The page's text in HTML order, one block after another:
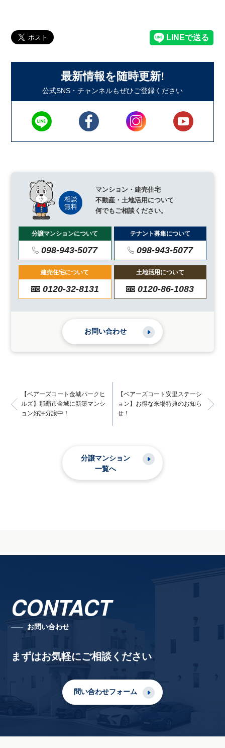
最新情報を随時更新!
公式SNS・チャンネルもぜひご登録ください
マンション・建売住宅
不動産・土地活用について
何でもご相談ください。
分譲マンションについて
098-943-5077
テナント募集について
098-943-5077
建売住宅について
0120-32-8131
土地活用について
0120-86-1083
お問い合わせ
【ベアーズコート金城パークヒ
ルズ】那覇市金城に新築マンシ
ョン好評分譲中！
【ベアーズコート安里ステーシ
ョン】お得な来場特典のお知ら
せ！
分譲マンション
一覧へ
CONTACT
お問い合わせ
まずはお気軽にご相談ください
問い合わせフォーム